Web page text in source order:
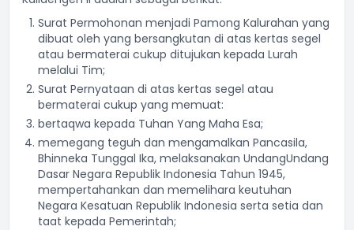
Surat Permohonan menjadi Pamong Kalurahan yang
dibuat oleh yang bersangkutan di atas kertas segel
atau bermaterai cukup ditujukan kepada Lurah
melalui Tim;
Surat Pernyataan di atas kertas segel atau
bermaterai cukup yang memuat:
bertaqwa kepada Tuhan Yang Maha Esa;
memegang teguh dan mengamalkan Pancasila,
Bhinneka Tunggal Ika, melaksanakan UndangUndang
Dasar Negara Republik Indonesia Tahun 1945,
mempertahankan dan memelihara keutuhan
Negara Kesatuan Republik Indonesia serta setia dan
taat kepada Pemerintah;